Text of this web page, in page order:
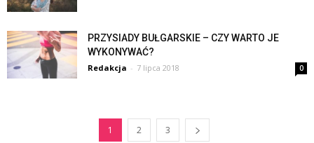
PRZYSIADY BUŁGARSKIE – CZY WARTO JE
WYKONYWAĆ?
Redakcja - 7 lipca 2018 0
1 2 3